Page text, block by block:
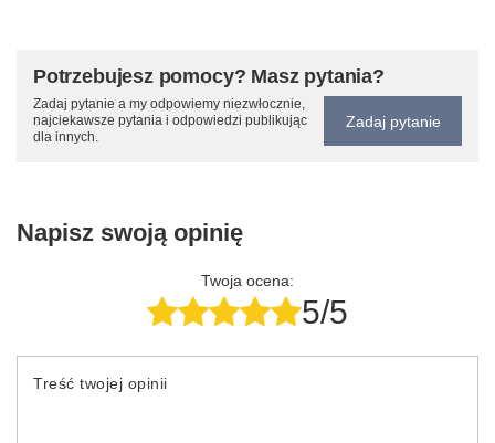
Potrzebujesz pomocy? Masz pytania?
Zadaj pytanie a my odpowiemy niezwłocznie,
najciekawsze pytania i odpowiedzi publikując
dla innych.
Zadaj pytanie
Napisz swoją opinię
Twoja ocena:
5/5
Treść twojej opinii